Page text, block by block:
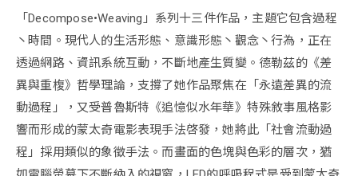
「Decompose•Weaving」系列十三件作品，主題它包含過程
丶時間。現代人的生活形態、意識形態丶觀念丶行為，正在
透過網路、資訊系統互動，不斷地產生質變。德勒茲的《差
異與重椱》哲學理論，支撐了她作品聚焦在「永遠差異的流
動過程」，又受普魯斯特《追憶似水年華》特殊敘事風格影
響而形成的蒙太奇電影表現手法啓發，她將此「社會流動過
程」採用類似的象徵手法。而畫面的色塊與色彩的層次，猶